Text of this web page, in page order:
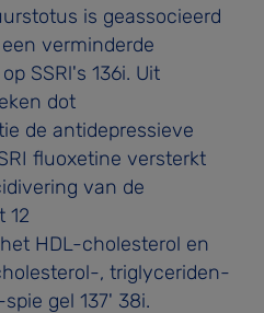
is geassocieerd
verminderde
SSRl's 136i. Uit
dot
de antide­pressieve
fluoxetine versterkt
van de
12
HDL-cholesterol en
, triglyceriden-
gel 137' 38i.